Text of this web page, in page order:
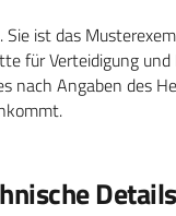
ist das
für Verteidigung
nach Angaben des